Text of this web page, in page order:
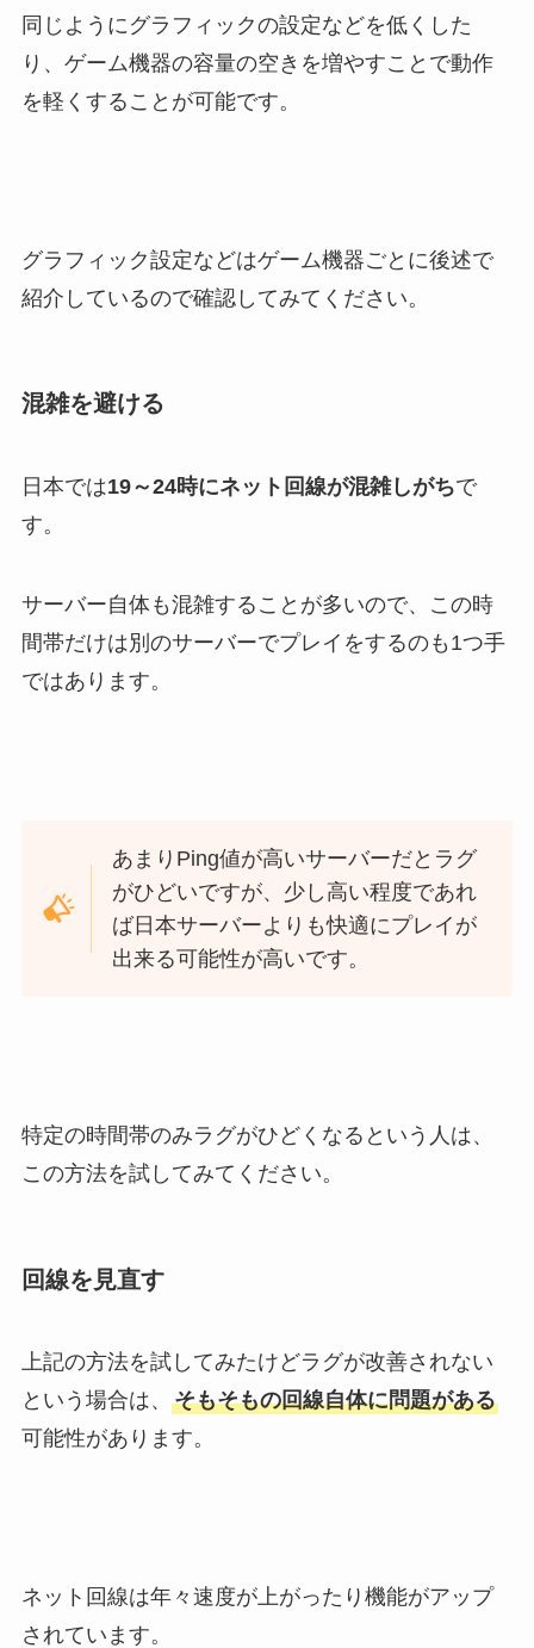
同じようにグラフィックの設定などを低くした
り、ゲーム機器の容量の空きを増やすことで動作
を軽くすることが可能です。
グラフィック設定などはゲーム機器ごとに後述で
紹介しているので確認してみてください。
混雑を避ける
日本では19～24時にネット回線が混雑しがちで
す。
サーバー自体も混雑することが多いので、この時
間帯だけは別のサーバーでプレイをするのも1つ手
ではあります。
あまりPing値が高いサーバーだとラグ
がひどいですが、少し高い程度であれ
ば日本サーバーよりも快適にプレイが
出来る可能性が高いです。
特定の時間帯のみラグがひどくなるという人は、
この方法を試してみてください。
回線を見直す
上記の方法を試してみたけどラグが改善されない
という場合は、 そもそもの回線自体に問題がある
可能性があります。
ネット回線は年々速度が上がったり機能がアップ
されています。